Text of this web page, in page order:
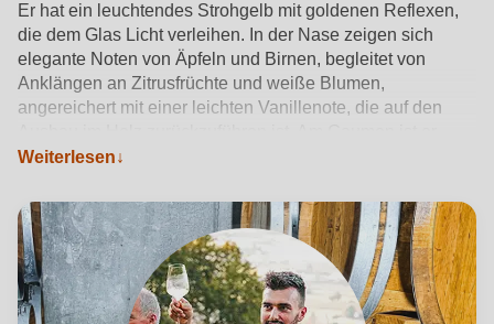
Er hat ein leuchtendes Strohgelb mit goldenen Reflexen,
die dem Glas Licht verleihen. In der Nase zeigen sich
elegante Noten von Äpfeln und Birnen, begleitet von
Anklängen an Zitrusfrüchte und weiße Blumen,
angereichert mit einer leichten Vanillenote, die auf den
weich und samtig, mit einer gut eingebundenen Frische
ausgleicht. Der Abgang ist lang anhaltend, mit
angenehmen Noten von gerösteten Haselnüssen und
Butter, die ihm Tiefe verleihen und zu einem weiteren
Schluck einladen.Produktdetails anzeigen →
Weiterlesen